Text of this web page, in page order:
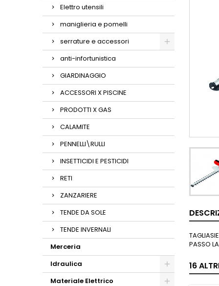
Elettro utensili
maniglieria e pomelli
serrature e accessori
anti-infortunistica
GIARDINAGGIO
ACCESSORI X PISCINE
PRODOTTI X GAS
CALAMITE
PENNELLI\RULLI
INSETTICIDI E PESTICIDI
RETI
ZANZARIERE
TENDE DA SOLE
TENDE INVERNALI
Merceria
Idraulica
Materiale Elettrico
PASSO
16